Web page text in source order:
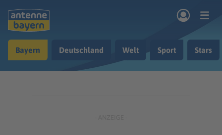
Musik & Radio
Bayern Deutschland Welt Sport Stars